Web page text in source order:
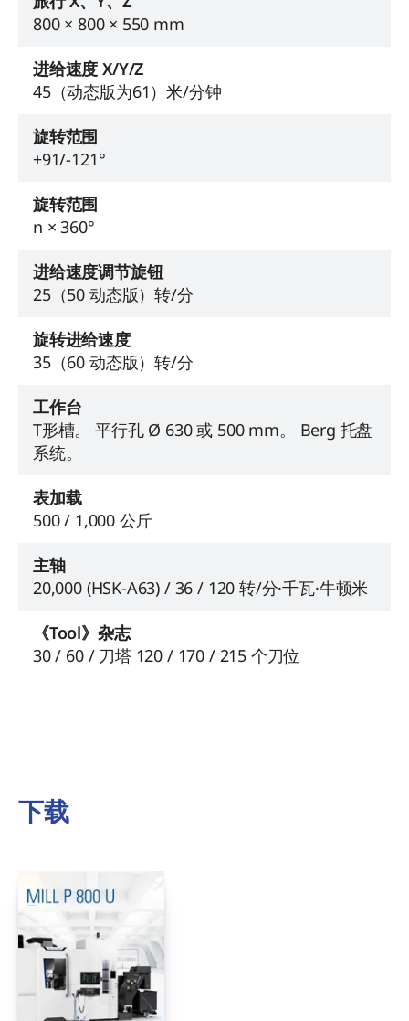
800 × 800 × 550 mm
进给速度 X/Y/Z
45（动态版为61）米/分钟
旋转范围
+91/-121°
旋转范围
n × 360°
进给速度调节旋钮
25（50 动态版）转/分
旋转进给速度
35（60 动态版）转/分
工作台
T形槽。 平行孔 Ø 630 或 500 mm。 Berg 托盘
系统。
表加载
500 / 1,000 公斤
主轴
20,000 (HSK-A63) / 36 / 120 转/分·千瓦·牛顿米
《Tool》杂志
30 / 60 / 刀塔 120 / 170 / 215 个刀位
下载